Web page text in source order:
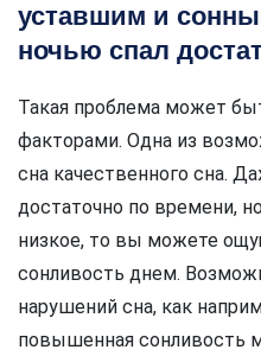
уставшим и
ночью спал
Такая проблема может
факторами. Одна из
сна качественного сна.
достаточно по времени,
низкое, то вы можете
сонливость днем.
нарушений сна, как
повышенная сонливость